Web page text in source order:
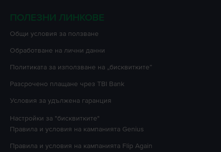
ПОЛЕЗНИ ЛИНКОВЕ
Oбщи условия за ползване
Oбработване на лични данни
Политиката за използване на „бисквитките”
Разсрочено плащане чрез TBI Bank
Условия за удължена гаранция
Настройки за "бисквитките"
Правила и условия на кампанията Genius
Правила и условия на кампанията Flip Again